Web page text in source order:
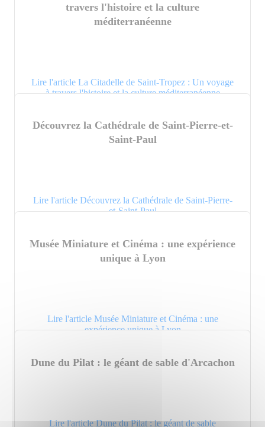
travers l'histoire et la culture
méditerranéenne
Lire l'article La Citadelle de Saint-Tropez : Un voyage
à travers l'histoire et la culture méditerranéenne
Découvrez la Cathédrale de Saint-Pierre-et-
Saint-Paul
Lire l'article Découvrez la Cathédrale de Saint-Pierre-
et-Saint-Paul
Musée Miniature et Cinéma : une expérience
unique à Lyon
Lire l'article Musée Miniature et Cinéma : une
expérience unique à Lyon
Dune du Pilat : le géant de sable d'Arcachon
Lire l'article Dune du Pilat : le géant de sable